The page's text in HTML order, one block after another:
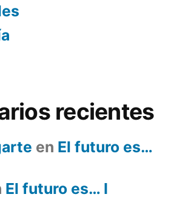
recientes
en El futuro es…
El futuro es… I